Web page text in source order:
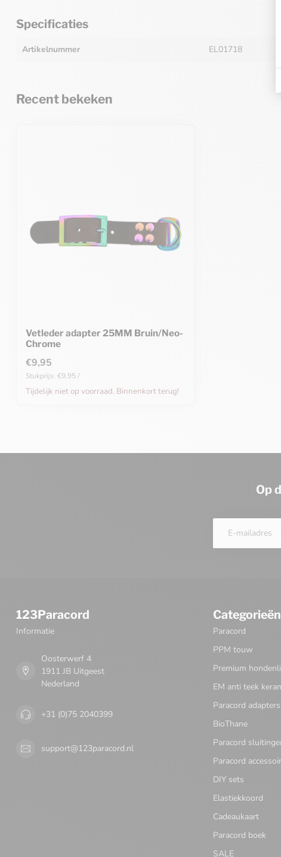
Specificaties
Artikelnummer EL01718
Recent bekeken
Vetleder adapter 25MM Bruin/Neo-
Chrome
€9,95
Stukprijs: €9,95 /
Tijdelijk niet op voorraad. Binnenkort terug!
Op
123Paracord
Informatie
Oosterwerf 4
1911 JB Uitgeest
Nederland
+31 (0)75 2040399
support@123paracord.nl
Categorieën
Paracord
PPM touw
Premium
EM anti teek
Paracord adapters
BioThane
Paracord
Paracord
DIY sets
Elastiekkoord
Cadeaukaart
Paracord boek
SALE